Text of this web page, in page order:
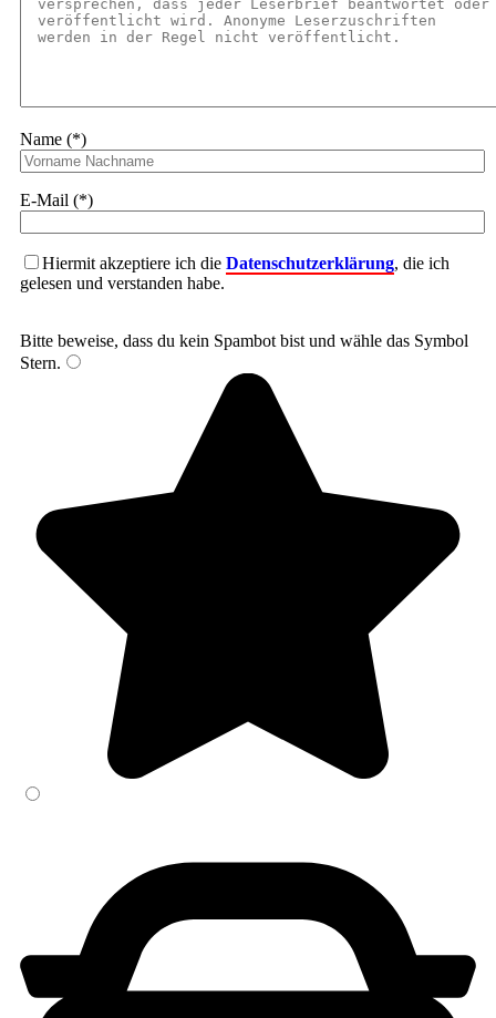
Name (*)
E-Mail (*)
Hiermit akzeptiere ich die Datenschutzerklärung, die ich
gelesen und verstanden habe.
Bitte beweise, dass du kein Spambot bist und wähle das Symbol
Stern.